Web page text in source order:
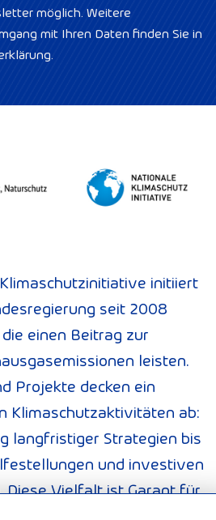
möglich. Weitere
mit Ihren Daten finden Sie in
initiiert
seit 2008
einen Beitrag zur
leisten.
Projekte decken ein
Klimaschutzaktivitäten ab:
langfristiger Strategien bis
und investiven
Diese Vielfalt ist Garant für